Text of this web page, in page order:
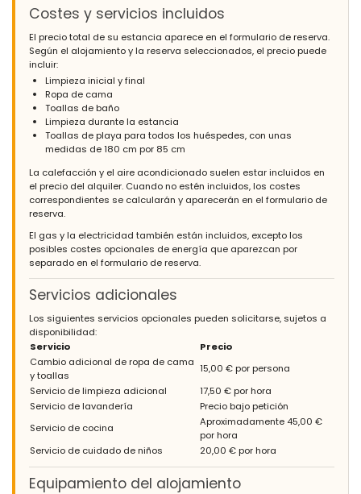
Costes y servicios incluidos
El precio total de su estancia aparece en el formulario de reserva.
Según el alojamiento y la reserva seleccionados, el precio puede
incluir:
Limpieza inicial y final
Ropa de cama
Toallas de baño
Limpieza durante la estancia
Toallas de playa para todos los huéspedes, con unas
medidas de 180 cm por 85 cm
La calefacción y el aire acondicionado suelen estar incluidos en
el precio del alquiler. Cuando no estén incluidos, los costes
correspondientes se calcularán y aparecerán en el formulario de
reserva.
El gas y la electricidad también están incluidos, excepto los
posibles costes opcionales de energía que aparezcan por
separado en el formulario de reserva.
Servicios adicionales
Los siguientes servicios opcionales pueden solicitarse, sujetos a
disponibilidad:
Servicio
Precio
Cambio adicional de ropa de cama
y toallas
15,00 € por persona
Servicio de limpieza adicional
17,50 € por hora
Servicio de lavandería
Precio bajo petición
Servicio de cocina
Aproximadamente 45,00 €
por hora
Servicio de cuidado de niños
20,00 € por hora
Equipamiento del alojamiento